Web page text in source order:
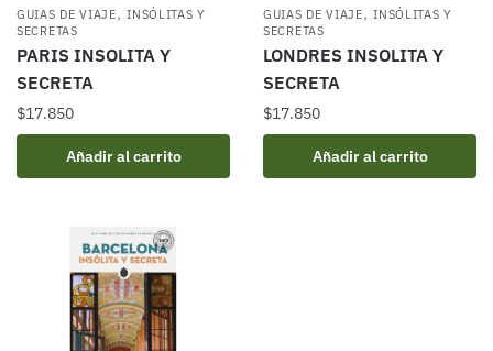
GUIAS DE VIAJE,INSÓLITAS Y
SECRETAS
PARIS INSOLITA Y
SECRETA
$17.850
Añadir al carrito
GUIAS DE VIAJE,INSÓLITAS Y
SECRETAS
LONDRES INSOLITA Y
SECRETA
$17.850
Añadir al carrito